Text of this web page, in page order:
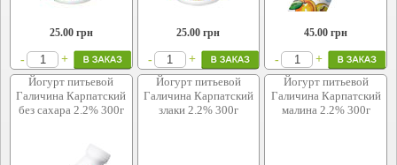
25.00грн
- +
25.00 грн
- +
45.00 грн
-
+
Йогурт питьевой
Галичина Карпатский
без сахара 2.2% 300г
Йогурт питьевой
Галичина Карпатский
злаки 2.2% 300г
Йогурт питьевой
Галичина Карпатский
малина 2.2% 300г